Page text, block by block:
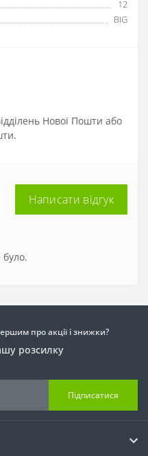
12
BIG
Нової Пошти або
Написати відгук
про акції і знижки?
розсилку
Підписатися